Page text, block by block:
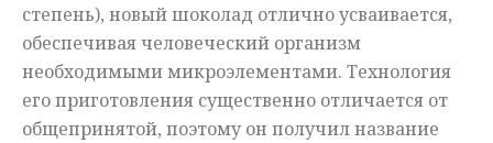
степень), новый шоколад отлично усваивается,
обеспечивая человеческий организм
необходимыми микроэлементами. Технология
его приготовления существенно отличается от
общепринятой, поэтому он получил название